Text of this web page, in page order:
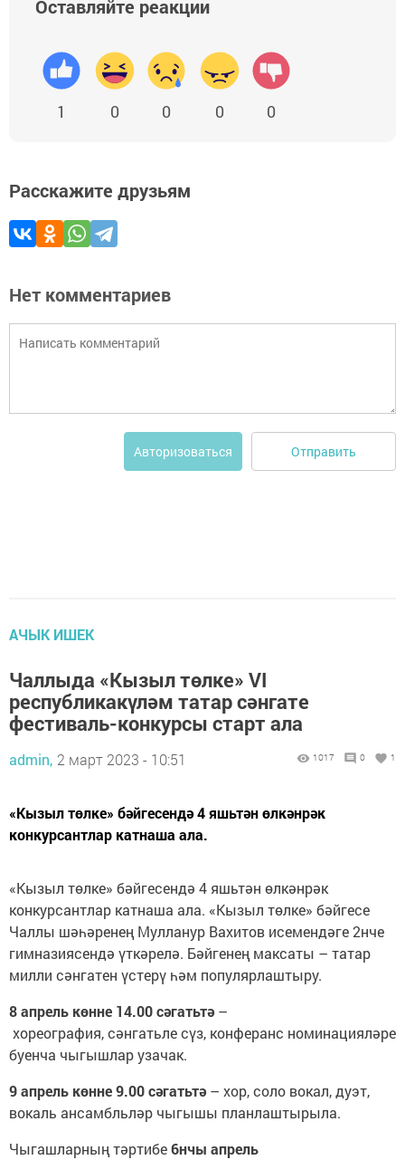
Оставляйте реакции
1 0 0 0 0
Расскажите друзьям
Нет комментариев
Авторизоваться Отправить
АЧЫК ИШЕК
Чаллыда «Кызыл төлке» VI
республикакүләм татар сәнгате
фестиваль-конкурсы старт ала
admin, 2 март 2023 - 10:51 1017 0 1
«Кызыл төлке» бәйгесендә 4 яшьтән өлкәнрәк
конкурсантлар катнаша ала.
«Кызыл төлке» бәйгесендә 4 яшьтән өлкәнрәк
конкурсантлар катнаша ала. «Кызыл төлке» бәйгесе
Чаллы шәһәренең Мулланур Вахитов исемендәге 2нче
гимназиясендә үткәрелә. Бәйгенең максаты – татар
милли сәнгатен үстерү һәм популярлаштыру.
8 апрель көнне 14.00 сәгатьтә–
хореография, сәнгатьле сүз, конферанс номинацияләре
буенча чыгышлар узачак.
9 апрель көнне 9.00 сәгатьтә– хор, соло вокал, дуэт,
вокаль ансамбльләр чыгышы планлаштырыла.
Чыгашларның тәртибе6нчы апрель